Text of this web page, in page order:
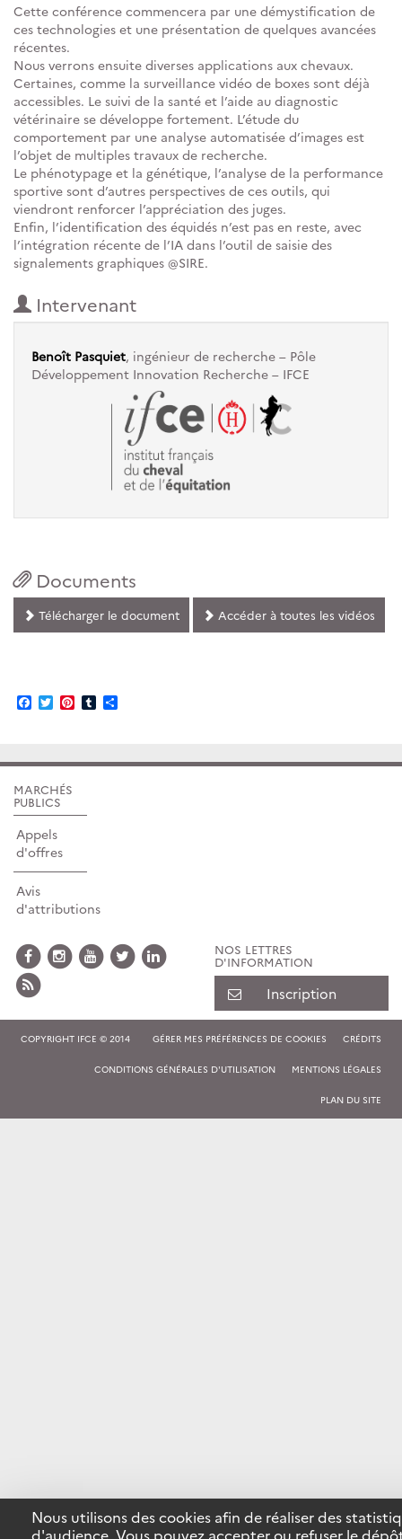
Cette conférence commencera par une démystification de
ces technologies et une présentation de quelques avancées
récentes.
Nous verrons ensuite diverses applications aux chevaux.
Certaines, comme la surveillance vidéo de boxes sont déjà
accessibles. Le suivi de la santé et l’aide au diagnostic
vétérinaire se développe fortement. L’étude du
comportement par une analyse automatisée d’images est
l’objet de multiples travaux de recherche.
Le phénotypage et la génétique, l’analyse de la performance
sportive sont d’autres perspectives de ces outils, qui
viendront renforcer l’appréciation des juges.
Enfin, l’identification des équidés n’est pas en reste, avec
l’intégration récente de l’IA dans l’outil de saisie des
signalements graphiques @SIRE.
Intervenant
Benoît Pasquiet, ingénieur de recherche – Pôle
Développement Innovation Recherche – IFCE
Documents
Télécharger le document Accéder à toutes les vidéos
Facebook
TwitterPinterest
Tumblr
MARCHÉS
PUBLICS
Appels
d'offres
Avis
d'attributions
NOS LETTRES
D'INFORMATION
Inscription
COPYRIGHT IFCE © 2014 CRÉDITS
GÉRER MES PRÉFÉRENCES DE COOKIES
MENTIONS LÉGALES
CONDITIONS GÉNÉRALES D'UTILISATION
PLAN DU SITE
Nous utilisons des cookies afin de réaliser des
d'audience. Vous pouvez accepter ou refuser le